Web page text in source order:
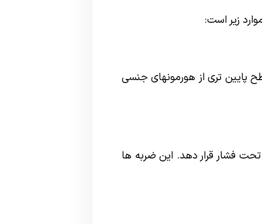
زیر است:
پایین تری از هورمونهای جنسی
فشار قرار دهد. این ضربه ها